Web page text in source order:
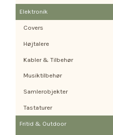
Elektronik
Covers
Højtalere
Kabler & Tilbehør
Musiktilbehør
Samlerobjekter
Tastaturer
Fritid & Outdoor